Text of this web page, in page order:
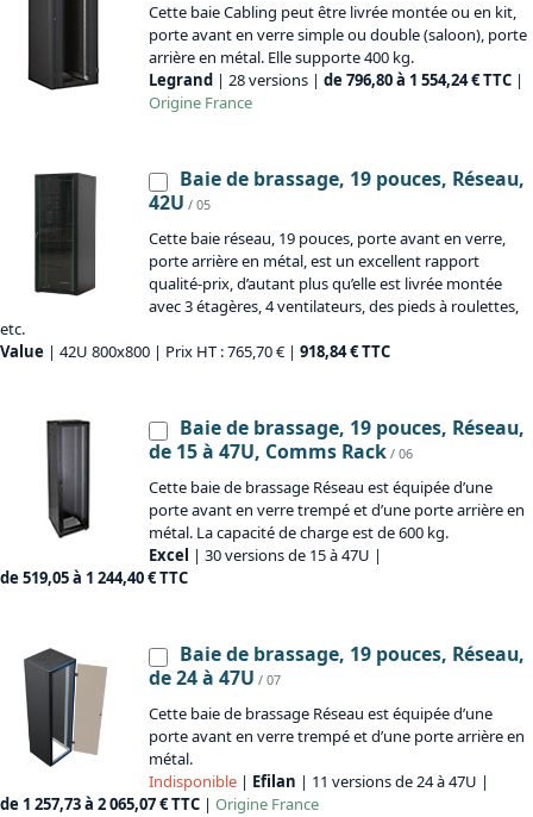
Cette baie Cabling peut être livrée montée ou en kit,
porte avant en verre simple ou double (saloon), porte
arrière en métal. Elle supporte 400 kg.
Legrand | 28 versions | de 796,80 à 1 554,24 € TTC |
Origine France
Baie de brassage, 19 pouces, Réseau,
42U / 05
Cette baie réseau, 19 pouces, porte avant en verre,
porte arrière en métal, est un excellent rapport
qualité-prix, d’autant plus qu’elle est livrée montée
avec 3 étagères, 4 ventilateurs, des pieds à roulettes,
etc.
Value | 42U 800x800 | Prix HT : 765,70 € | 918,84 € TTC
Baie de brassage, 19 pouces, Réseau,
de 15 à 47U, Comms Rack / 06
Cette baie de brassage Réseau est équipée d’une
porte avant en verre trempé et d’une porte arrière en
métal. La capacité de charge est de 600 kg.
Excel
| 30 versions de 15 à 47U |
de 519,05 à 1 244,40 € TTC
Baie de brassage, 19 pouces, Réseau,
de 24 à 47U / 07
Cette baie de brassage Réseau est équipée d’une
porte avant en verre trempé et d’une porte arrière en
métal.
Indisponible | Efilan | 11 versions de 24 à 47U |
de 1 257,73 à 2 065,07 € TTC | Origine France